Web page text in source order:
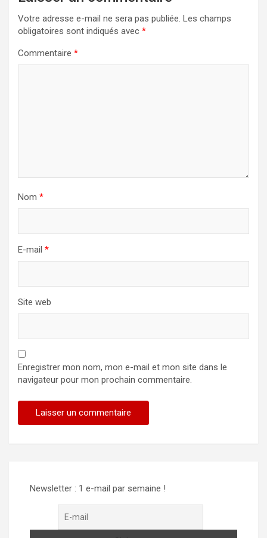
Votre adresse e-mail ne sera pas publiée. Les champs
obligatoires sont indiqués avec *
Commentaire *
Nom *
E-mail *
Site web
Enregistrer mon nom, mon e-mail et mon site dans le
navigateur pour mon prochain commentaire.
Newsletter : 1 e-mail par semaine !